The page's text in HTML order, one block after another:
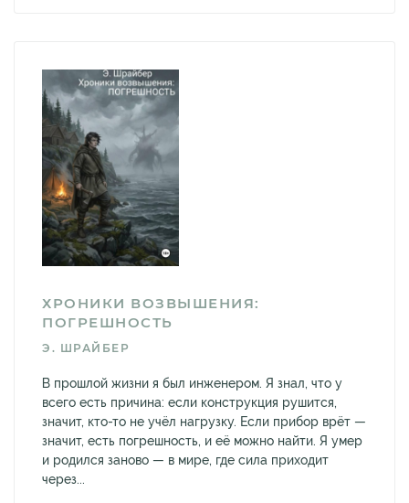
ХРОНИКИ ВОЗВЫШЕНИЯ:
ПОГРЕШНОСТЬ
Э. ШРАЙБЕР
В прошлой жизни я был инженером. Я знал, что у
всего есть причина: если конструкция рушится,
значит, кто-то не учёл нагрузку. Если прибор врёт —
значит, есть погрешность, и её можно найти. Я умер
и родился заново — в мире, где сила приходит
через...